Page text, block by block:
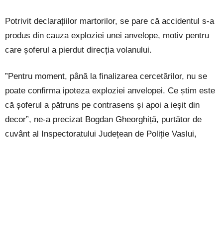
Potrivit declarațiilor martorilor, se pare că accidentul s-a
produs din cauza exploziei unei anvelope, motiv pentru
care șoferul a pierdut direcția volanului.
”Pentru moment, până la finalizarea cercetărilor, nu se
poate confirma ipoteza exploziei anvelopei. Ce știm este
că șoferul a pătruns pe contrasens și apoi a ieșit din
decor”, ne-a precizat Bogdan Gheorghiță, purtător de
cuvânt al Inspectoratului Județean de Poliție Vaslui,